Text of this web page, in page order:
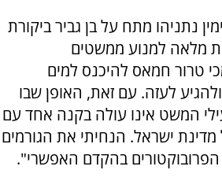
נתניהו מתח על בן גביר ביקורת
מלאה למנוע ממשטים
טרור חמאס להיכנס למים
לעזה. עם זאת, האופן שבו
המשט אינו עולה בקנה אחד עם
ישראל. הנחיתי את הגורמים
הפרובוקטורים בהקדם האפשרי".